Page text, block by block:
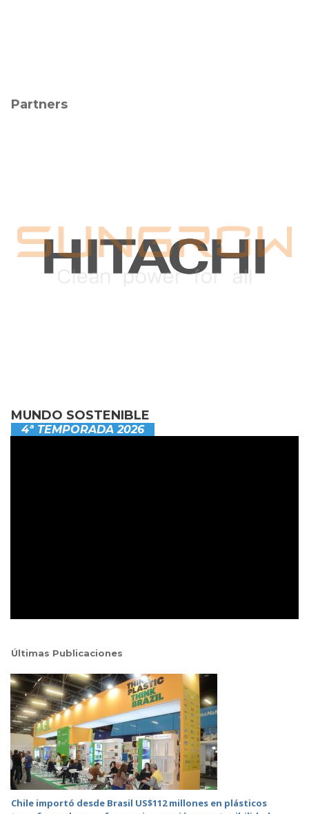
Partners
MUNDO SOSTENIBLE
4ª TEMPORADA 2026
Últimas Publicaciones
Chile importó desde Brasil US$112 millones en plásticos